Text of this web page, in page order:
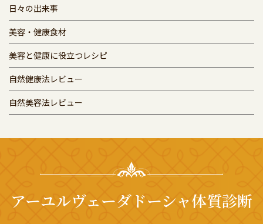
日々の出来事
美容・健康食材
美容と健康に役立つレシピ
自然健康法レビュー
自然美容法レビュー
アーユルヴェーダドーシャ体質診断